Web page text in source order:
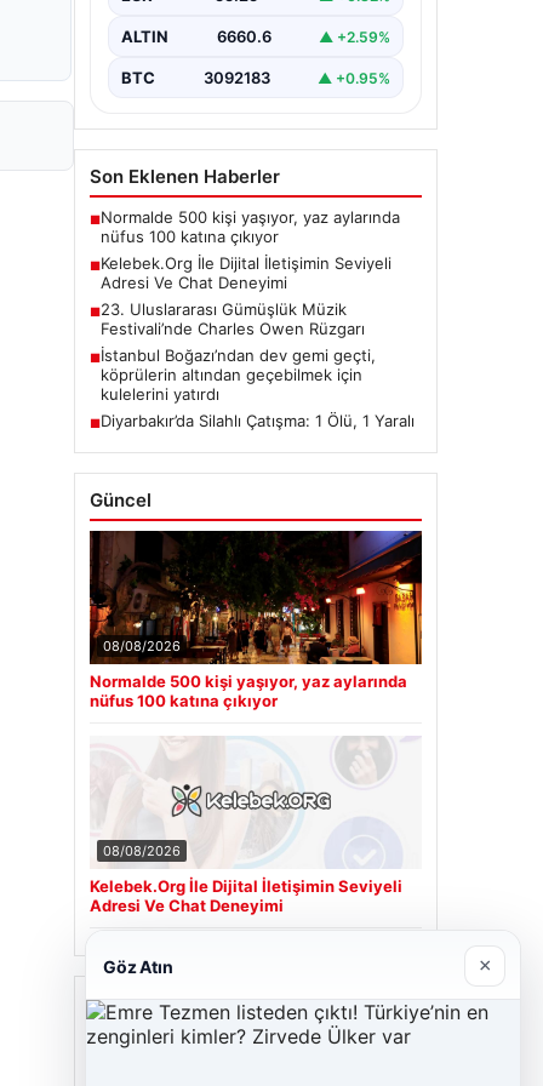
ALTIN 6660.6 ▲ +2.59%
BTC 3092183 ▲ +0.95%
Son Eklenen Haberler
■Normalde 500 kişi yaşıyor, yaz aylarında
nüfus 100 katına çıkıyor
■Kelebek.Org İle Dijital İletişimin Seviyeli
Adresi Ve Chat Deneyimi
■23. Uluslararası Gümüşlük Müzik
Festivali’nde Charles Owen Rüzgarı
■İstanbul Boğazı’ndan dev gemi geçti,
köprülerin altından geçebilmek için
kulelerini yatırdı
■Diyarbakır’da Silahlı Çatışma: 1 Ölü, 1 Yaralı
Güncel
08/08/2026
Normalde 500 kişi yaşıyor, yaz aylarında
nüfus 100 katına çıkıyor
08/08/2026
Kelebek.Org İle Dijital İletişimin Seviyeli
Adresi Ve Chat Deneyimi
Son Eklenen Firmalar
Göz Atın ×